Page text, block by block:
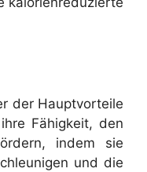
der Hauptvorteile
Fähigkeit, den
indem sie
und die